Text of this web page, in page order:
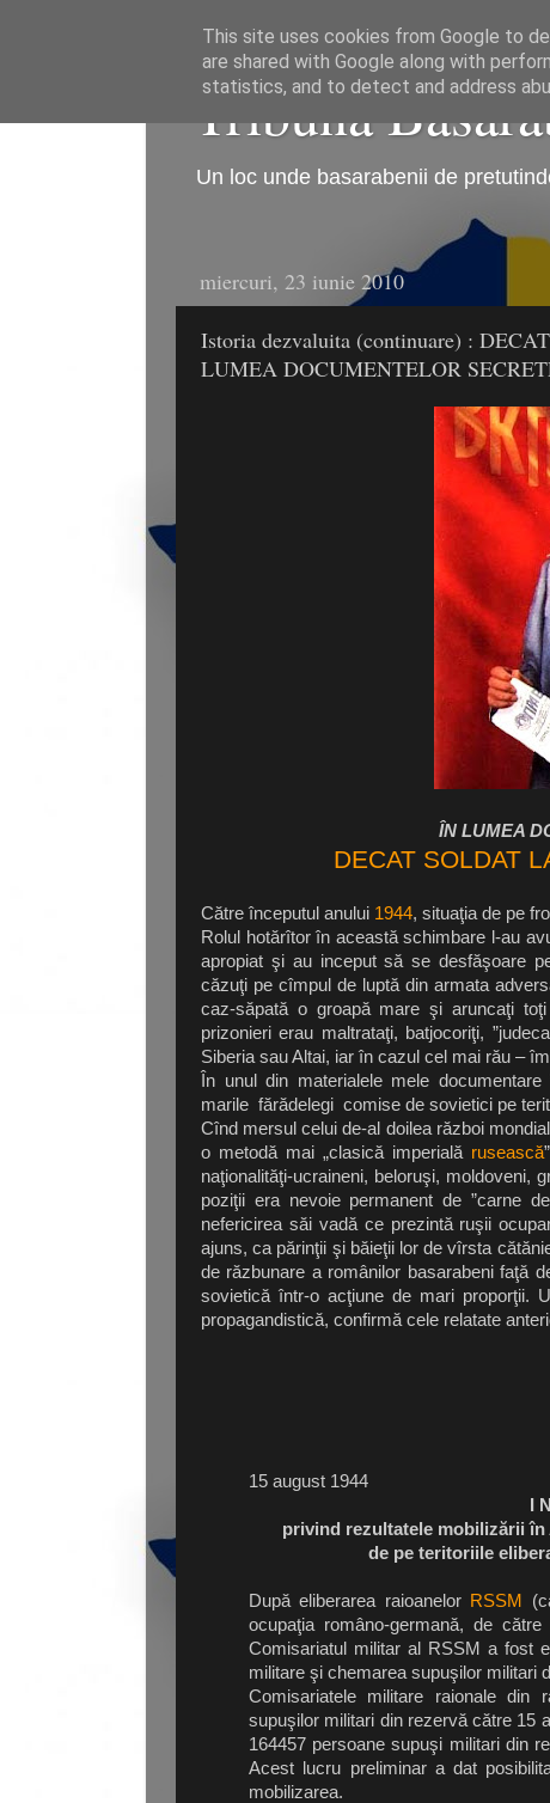
Tribuna
Un loc unde basarabenii de
miercuri, 23 iunie 2010
Istoria dezvaluita (continuare) :
LUMEA DOCUMENTELOR
ÎN LUMEA
DECAT SOLDAT
Către începutul anului 1944, situaţia de pe
Rolul hotărîtor în această schimbare l-au
apropiat şi au inceput să se desfăşoare
căzuţi pe cîmpul de luptă din armata
caz-săpată o groapă mare şi aruncaţi
prizonieri erau maltrataţi, batjocoriţi,
Siberia sau Altai, iar în cazul cel mai rău –
În unul din materialele mele documentare
marile fărădelegi comise de sovietici pe
Cînd mersul celui de-al doilea război
o metodă mai „clasică imperială rusească
naţionalităţi-ucraineni, beloruşi, moldoveni,
poziţii era nevoie permanent de ”carne
nefericirea săi vadă ce prezintă ruşii
ajuns, ca părinţii şi băieţii lor de vîrsta
de răzbunare a românilor basarabeni faţă
sovietică într-o acţiune de mari proporţii.
propagandistică, confirmă cele relatate
15 august 1944
I
privind rezultatele mobilizării
de pe teritoriile
După eliberarea raioanelor RSSM
ocupaţia româno-germană, de
Comisariatul militar al RSSM a fost
militare şi chemarea supuşilor militari
Comisariatele militare raionale din
supuşilor militari din rezervă către 15
164457 persoane supuşi militari din
Acest lucru preliminar a dat
mobilizarea.
This site uses cookies from Google to
are shared with Google along with
statistics, and to detect and address